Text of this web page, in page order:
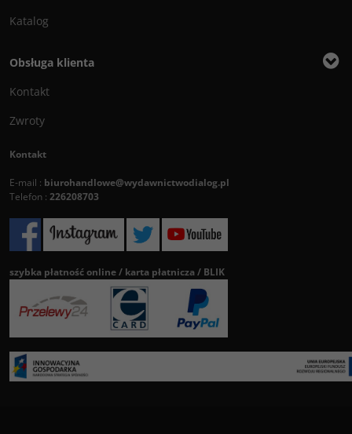
Katalog
Obsługa klienta
Kontakt
Zwroty
Kontakt
E-mail : biurohandlowe@wydawnictwodialog.pl
Telefon : 226208703
szybka płatność online / karta płatnicza / BLIK